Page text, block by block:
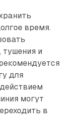
время.
и
для
могут
в